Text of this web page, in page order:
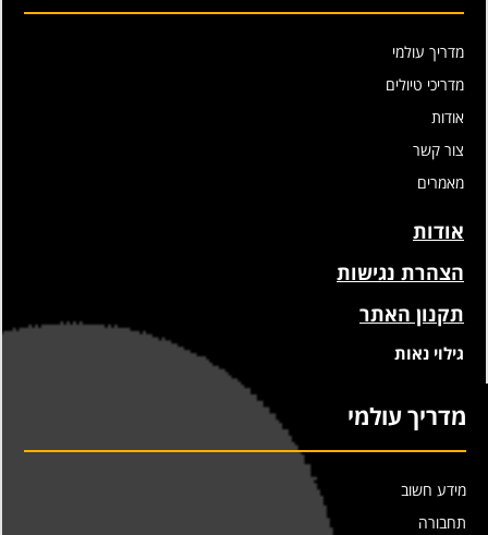
מדריך עולמי
מדריכי טיולים
אודות
צור קשר
מאמרים
אודות
הצהרת נגישות
תקנון האתר
גילוי נאות
מדריך עולמי
מידע חשוב
תחבורה